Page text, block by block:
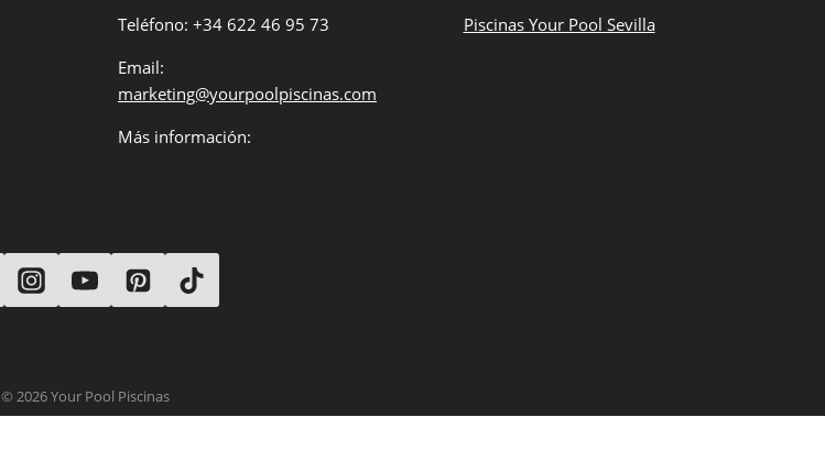
Teléfono: +34 622 46 95 73
Email:
marketing@yourpoolpiscinas.com
Más información:
Piscinas Your Pool Sevilla
© 2026 Your Pool Piscinas